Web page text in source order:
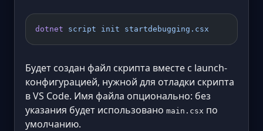
dotnet script init startdebugging.csx
Будет создан файл скрипта вместе с launch-
конфигурацией, нужной для отладки скрипта
в VS Code. Имя файла опционально: без
указания будет использовано main.csx по
умолчанию.